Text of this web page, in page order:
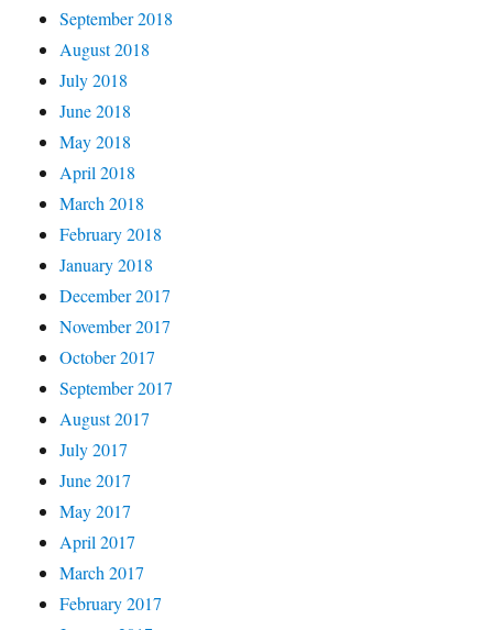
September 2018
August 2018
July 2018
June 2018
May 2018
April 2018
March 2018
February 2018
January 2018
December 2017
November 2017
October 2017
September 2017
August 2017
July 2017
June 2017
May 2017
April 2017
March 2017
February 2017